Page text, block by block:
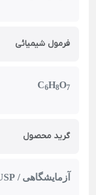
فرمول شیمیائی
C6H8O7
گرید محصول
آزمایشگاهی / USP